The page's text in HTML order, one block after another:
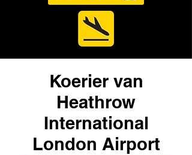
Koerier van
Heathrow
International
London Airport